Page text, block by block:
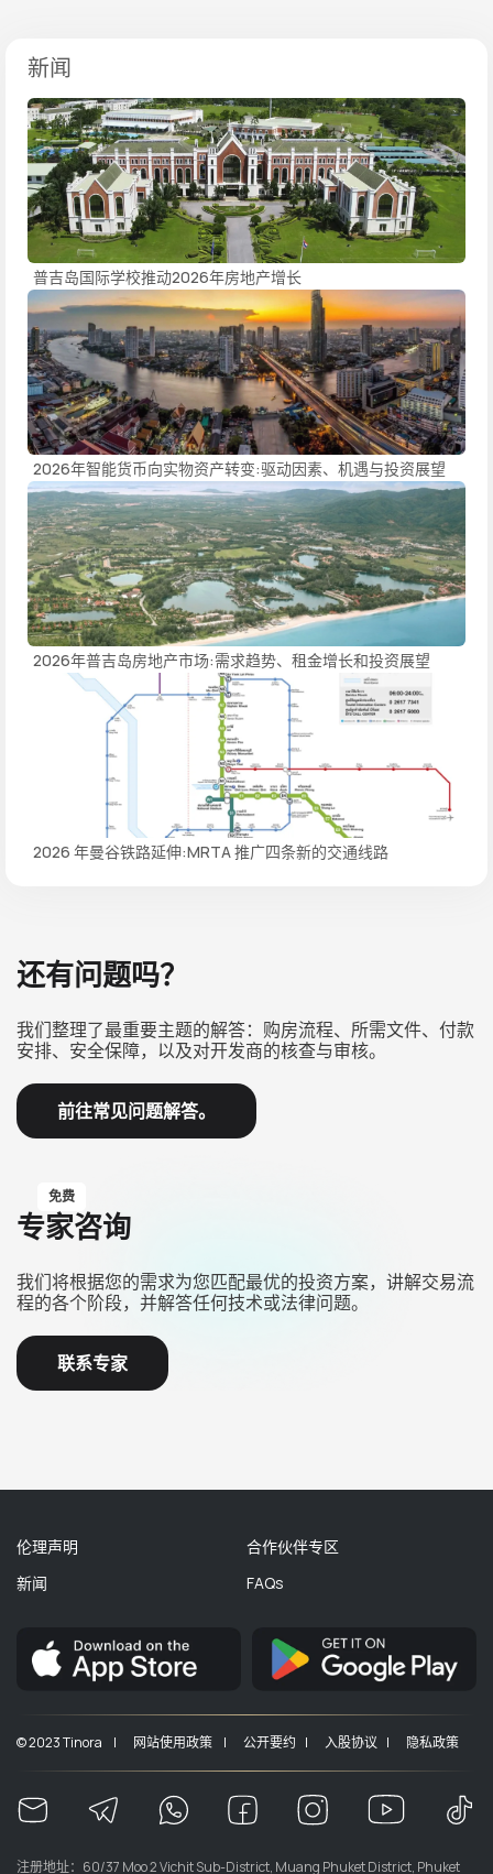
新闻
普吉岛国际学校推动2026年房地产增长
2026年智能货币向实物资产转变:驱动因素、机遇与投资展望
2026年普吉岛房地产市场:需求趋势、租金增长和投资展望
2026 年曼谷铁路延伸:MRTA 推广四条新的交通线路
还有问题吗？
我们整理了最重要主题的解答：购房流程、所需文件、付款
安排、安全保障，以及对开发商的核查与审核。
前往常见问题解答。
免费
专家咨询
我们将根据您的需求为您匹配最优的投资方案，讲解交易流
程的各个阶段，并解答任何技术或法律问题。
联系专家
伦理声明
新闻
合作伙伴专区
FAQs
© 2023 Tinora | 网站使用政策 | 公开要约 | 入股协议 | 隐私政策
注册地址：60/37 Moo 2 Vichit Sub-District, Muang Phuket District, Phuket